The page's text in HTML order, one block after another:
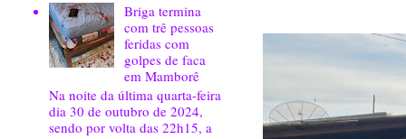
Briga termina
com trê pessoas
feridas com
golpes de faca
em Mamborê
Na noite da última quarta-feira
dia 30 de outubro de 2024,
sendo por volta das 22h15, a